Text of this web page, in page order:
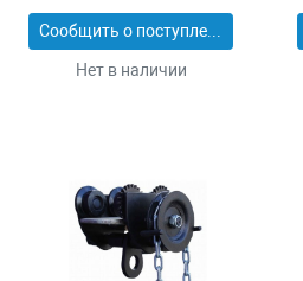
Сообщить о поступлении
Нет в наличии